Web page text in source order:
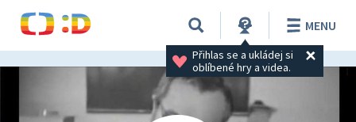
Přihlas se a ukládej si
oblíbené hry a videa.
MENU